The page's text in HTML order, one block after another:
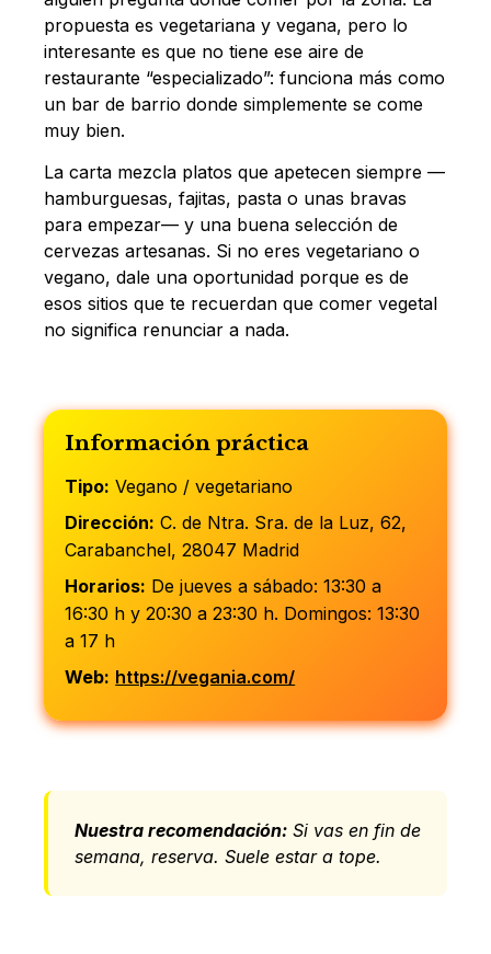
propuesta es vegetariana y vegana, pero lo
interesante es que no tiene ese aire de
restaurante “especializado”: funciona más como
un bar de barrio donde simplemente se come
muy bien.
La carta mezcla platos que apetecen siempre —
hamburguesas, fajitas, pasta o unas bravas
para empezar— y una buena selección de
cervezas artesanas. Si no eres vegetariano o
vegano, dale una oportunidad porque es de
esos sitios que te recuerdan que comer vegetal
no significa renunciar a nada.
Información práctica
Tipo: Vegano / vegetariano
Dirección: C. de Ntra. Sra. de la Luz, 62,
Carabanchel, 28047 Madrid
Horarios: De jueves a sábado: 13:30 a
16:30 h y 20:30 a 23:30 h. Domingos: 13:30
a 17 h
Web: https://vegania.com/
Nuestra recomendación: Si vas en fin de
semana, reserva. Suele estar a tope.